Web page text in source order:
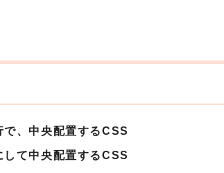
で、中央配置するCSS
して中央配置するCSS